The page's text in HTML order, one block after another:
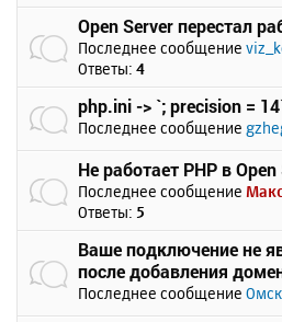
Open Server перестал
Последнее сообщение
Ответы: 4
php.ini -> `; precision =
Последнее сообщение
Не работает PHP в
Последнее сообщение
Ответы: 5
Ваше подключение не
после добавления
Последнее сообщение Омск